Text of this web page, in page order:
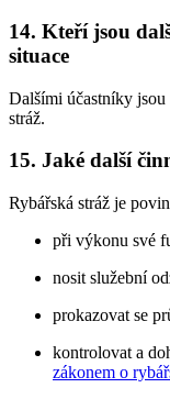
14. Kteří jsou
situace
Dalšími účastníky
stráž.
15. Jaké další
Rybářská stráž je
při výkonu své
nosit služební
prokazovat se
kontrolovat a
zákonem o